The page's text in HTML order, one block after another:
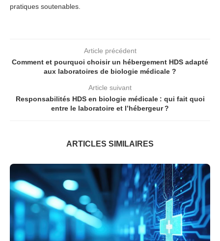
pratiques soutenables.
Article précédent
Comment et pourquoi choisir un hébergement HDS adapté
aux laboratoires de biologie médicale ?
Article suivant
Responsabilités HDS en biologie médicale : qui fait quoi
entre le laboratoire et l’hébergeur ?
ARTICLES SIMILAIRES